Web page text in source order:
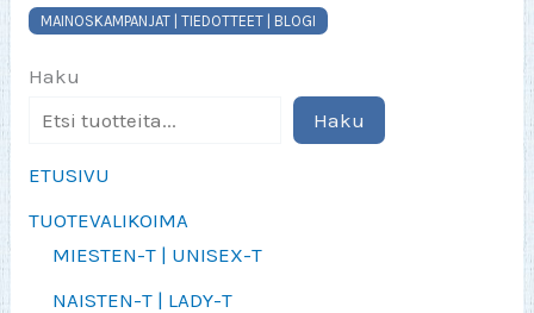
MAINOSKAMPANJAT | TIEDOTTEET | BLOGI
Haku
Haku
ETUSIVU
TUOTEVALIKOIMA
MIESTEN-T | UNISEX-T
NAISTEN-T | LADY-T